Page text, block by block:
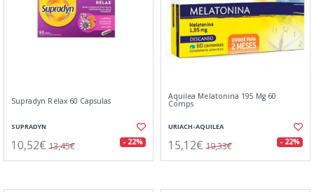
Supradyn Relax 60 Capsulas
SUPRADYN
10,52€ 13,45€ - 22%
Aquilea Melatonina 195 Mg 60
Comps
URIACH-AQUILEA
15,12€ 19,33€ - 22%